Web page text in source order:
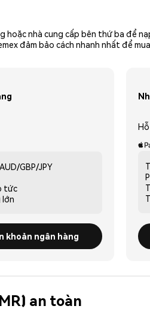
nhà cung cấp bên thứ ba để
đảm bảo cách nhanh nhất để
GBP/JPY
tức
lớn
khoản ngân hàng
an toàn